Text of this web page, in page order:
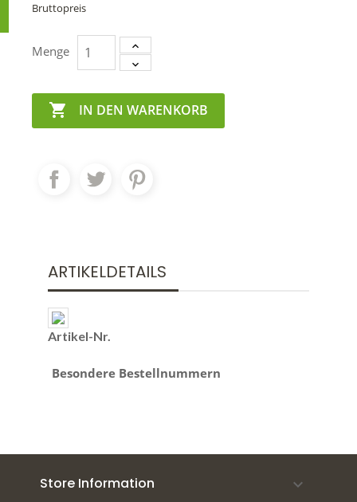
Bruttopreis
Menge
 IN DEN WARENKORB
ARTIKELDETAILS
Artikel-Nr.
Besondere Bestellnummern
Store Information 